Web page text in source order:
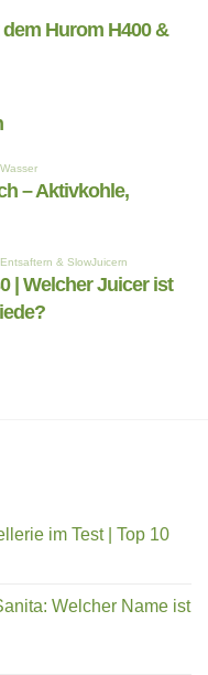
im Test | Top 10
Welcher Name ist